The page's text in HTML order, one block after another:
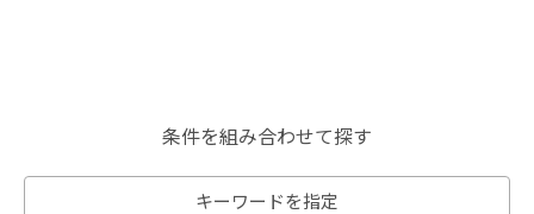
条件を組み合わせて探す
キーワードを指定